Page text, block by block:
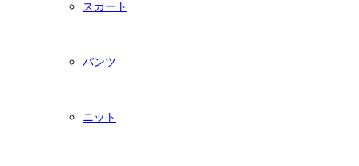
スカート
パンツ
ニット